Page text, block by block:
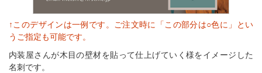
↑このデザインは一例です。ご注文時に「この部分は○色に」とい
うご指定も可能です。
内装屋さんが木目の壁材を貼って仕上げていく様をイメージした
名刺です。